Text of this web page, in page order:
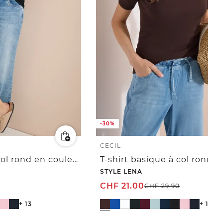
T-shirt basique à col rond en couleur unie
+ 13
-30%
CECIL
STYLE LENA
CHF 21.00CHF29.90
+